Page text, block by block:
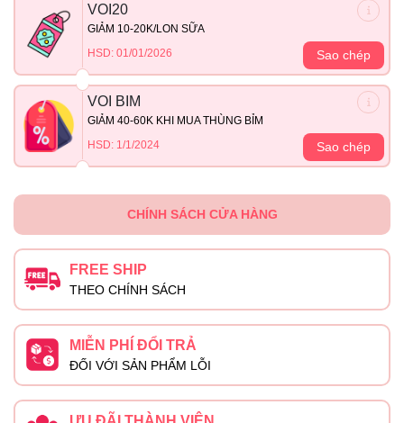
VOI20
GIẢM 10-20K/LON SỮA
HSD: 01/01/2026
Sao chép
VOI BIM
GIẢM 40-60K KHI MUA THÙNG BỈM
HSD: 1/1/2024
Sao chép
CHÍNH SÁCH CỬA HÀNG
FREE SHIP
THEO CHÍNH SÁCH
MIỄN PHÍ ĐỔI TRẢ
ĐỐI VỚI SẢN PHẨM LỖI